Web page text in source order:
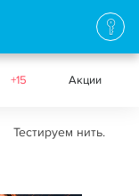
+15 Акции
Тестируем нить.